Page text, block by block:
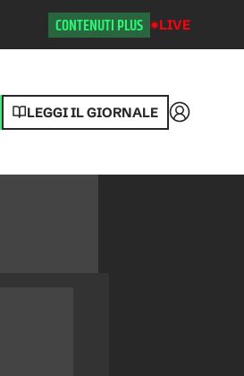
CONTENUTI PLUS LIVE
LEGGI IL GIORNALE Accedi